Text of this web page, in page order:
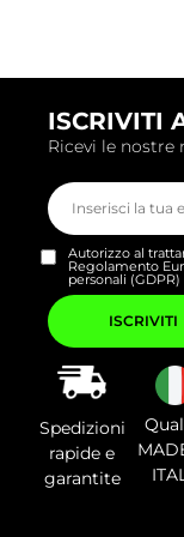
ISCRIVITI
Ricevi le nostre
Autorizzo al
Regolamento
personali (GDPR)
Si
prega
di
lasciare
vuoto
questo
campo.
Spedizioni
rapide e
garantite